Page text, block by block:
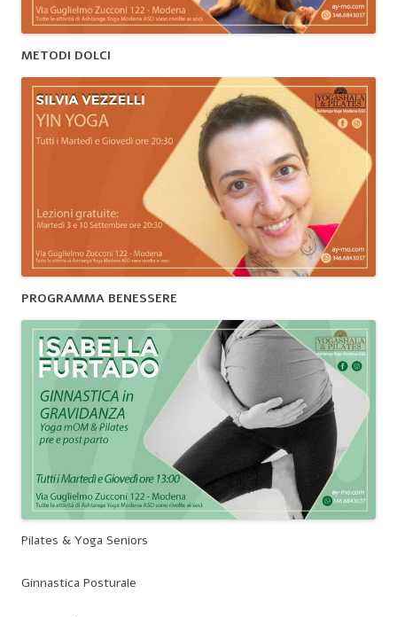
METODI DOLCI
PROGRAMMA BENESSERE
Pilates & Yoga Seniors
Ginnastica Posturale